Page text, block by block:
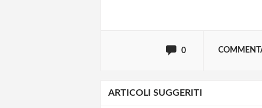
0
ARTICOLI SUGGERITI